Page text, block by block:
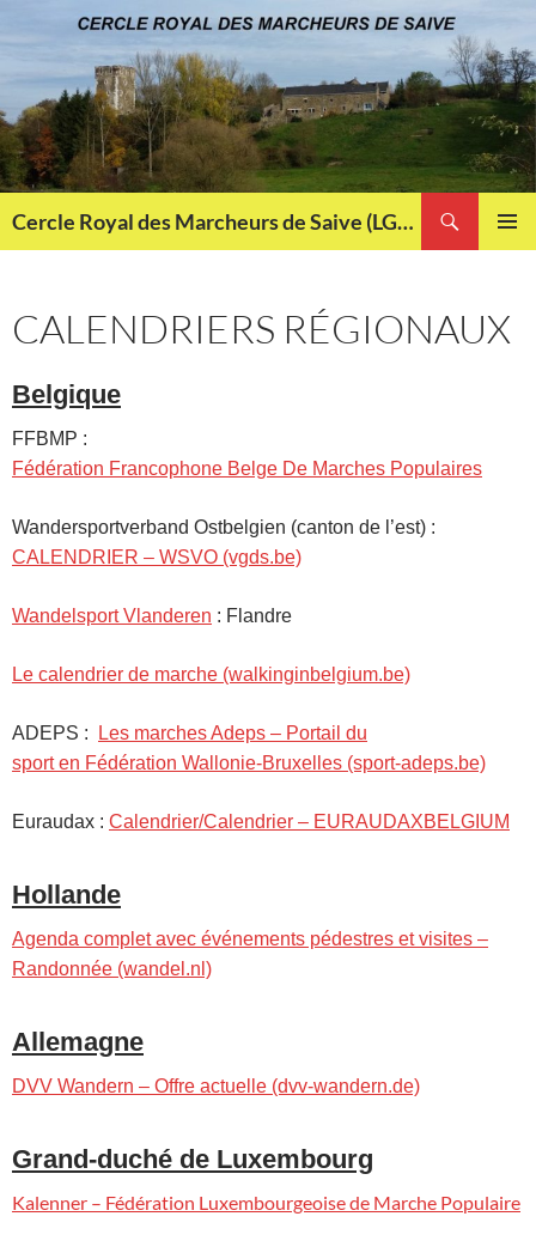
au
Cercle Royal des Marcheurs de Saive (LG013)
CALENDRIERS RÉGIONAUX
Belgique
FFBMP :
Fédération Francophone Belge De Marches Populaires
Wandersportverband Ostbelgien (canton de l’est) :
CALENDRIER – WSVO (vgds.be)
Wandelsport Vlanderen : Flandre
Le calendrier de marche (walkinginbelgium.be)
ADEPS :
Les marches Adeps – Portail du
sport en Fédération Wallonie-Bruxelles (sport-adeps.be)
Euraudax : Calendrier/Calendrier – EURAUDAXBELGIUM
Hollande
Agenda complet avec événements pédestres et visites –
Randonnée (wandel.nl)
Allemagne
DVV Wandern – Offre actuelle (dvv-wandern.de)
Grand-duché de Luxembourg
Kalenner – Fédération Luxembourgeoise de Marche Populaire